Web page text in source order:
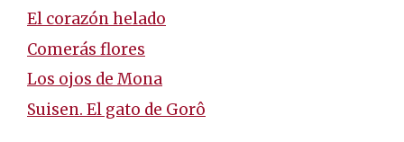
El corazón helado
Comerás flores
Los ojos de Mona
Suisen. El gato de Gorô